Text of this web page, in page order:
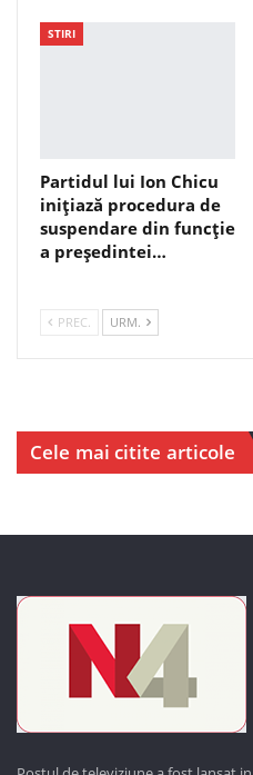
STIRI
Partidul lui Ion Chicu
inițiază procedura de
suspendare din funcție
a președintei…
PREC. URM.
Cele mai citite articole